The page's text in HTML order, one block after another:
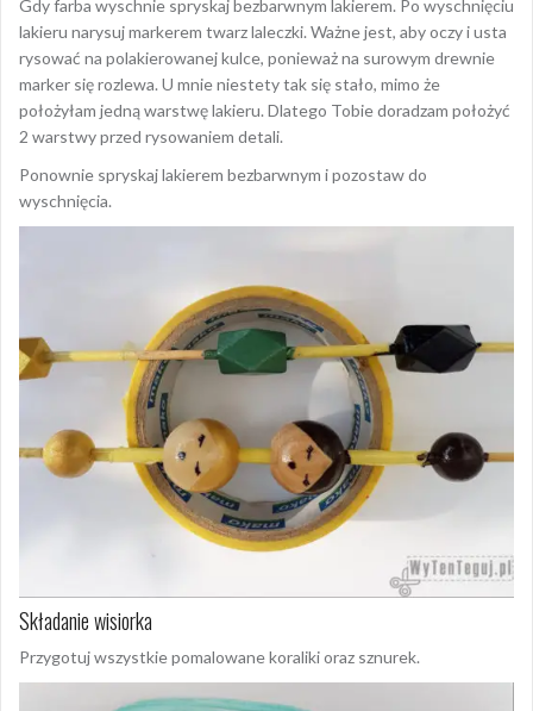
Gdy farba wyschnie spryskaj bezbarwnym lakierem. Po wyschnięciu
lakieru narysuj markerem twarz laleczki. Ważne jest, aby oczy i usta
rysować na polakierowanej kulce, ponieważ na surowym drewnie
marker się rozlewa. U mnie niestety tak się stało, mimo że
położyłam jedną warstwę lakieru. Dlatego Tobie doradzam położyć
2 warstwy przed rysowaniem detali.
Ponownie spryskaj lakierem bezbarwnym i pozostaw do
wyschnięcia.
Składanie wisiorka
Przygotuj wszystkie pomalowane koraliki oraz sznurek.